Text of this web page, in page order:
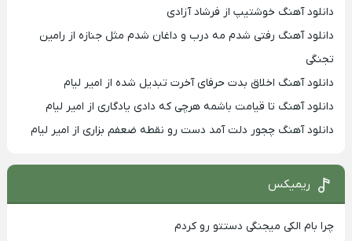
دانلود آهنگ خوشتیپ از فرشاد آزادی
دانلود آهنگ رفتی شدم مه درب و داغان شدم مثل جنازه از رامین
تجنگی
دانلود آهنگ اخلاق بدت حرفای آخرت تبدیل شده از امیر لیام
دانلود آهنگ تا قیامت باشمه هرچی که دادی یادگاری از امیر لیام
دانلود آهنگ چجور دلت آمد دست رو نقطه ضعفم بزاری از امیر لیام
ریمیکس
چرا بام الکی میجنگی دستتو رو کردم